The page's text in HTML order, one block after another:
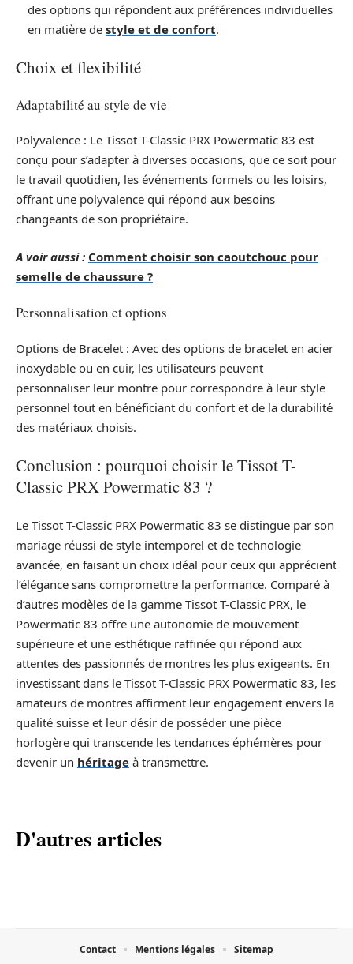
des options qui répondent aux préférences individuelles
en matière de style et de confort.
Choix et flexibilité
Adaptabilité au style de vie
Polyvalence : Le Tissot T-Classic PRX Powermatic 83 est
conçu pour s’adapter à diverses occasions, que ce soit pour
le travail quotidien, les événements formels ou les loisirs,
offrant une polyvalence qui répond aux besoins
changeants de son propriétaire.
A voir aussi : Comment choisir son caoutchouc pour
semelle de chaussure ?
Personnalisation et options
Options de Bracelet : Avec des options de bracelet en acier
inoxydable ou en cuir, les utilisateurs peuvent
personnaliser leur montre pour correspondre à leur style
personnel tout en bénéficiant du confort et de la durabilité
des matériaux choisis.
Conclusion : pourquoi choisir le Tissot T-
Classic PRX Powermatic 83 ?
Le Tissot T-Classic PRX Powermatic 83 se distingue par son
mariage réussi de style intemporel et de technologie
avancée, en faisant un choix idéal pour ceux qui apprécient
l’élégance sans compromettre la performance. Comparé à
d’autres modèles de la gamme Tissot T-Classic PRX, le
Powermatic 83 offre une autonomie de mouvement
supérieure et une esthétique raffinée qui répond aux
attentes des passionnés de montres les plus exigeants. En
investissant dans le Tissot T-Classic PRX Powermatic 83, les
amateurs de montres affirment leur engagement envers la
qualité suisse et leur désir de posséder une pièce
horlogère qui transcende les tendances éphémères pour
devenir un héritage à transmettre.
D'autres articles
Contact Mentions légales Sitemap